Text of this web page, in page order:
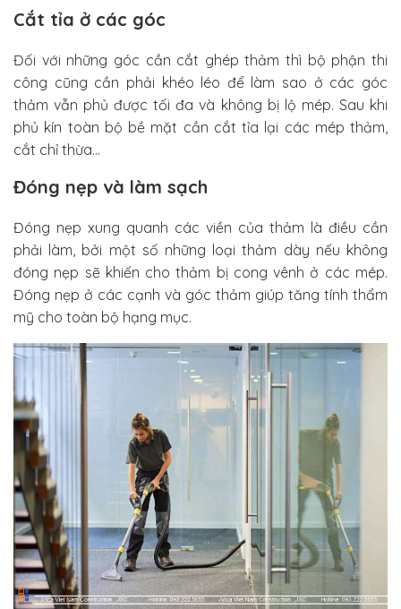
Cắt tỉa ở các góc
Đối với những góc cần cắt ghép thảm thì bộ phận thi
công cũng cần phải khéo léo để làm sao ở các góc
thảm vẫn phủ được tối đa và không bị lộ mép. Sau khi
phủ kín toàn bộ bề mặt cần cắt tỉa lại các mép thảm,
cắt chỉ thừa…
Đóng nẹp và làm sạch
Đóng nẹp xung quanh các viền của thảm là điều cần
phải làm, bởi một số những loại thảm dày nếu không
đóng nẹp sẽ khiến cho thảm bị cong vênh ở các mép.
Đóng nẹp ở các cạnh và góc thảm giúp tăng tính thẩm
mỹ cho toàn bộ hạng mục.